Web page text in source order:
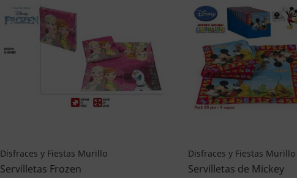
Disfraces y Fiestas Murillo
Servilletas Frozen
Disfraces y Fiestas Murillo
Servilletas de Mickey